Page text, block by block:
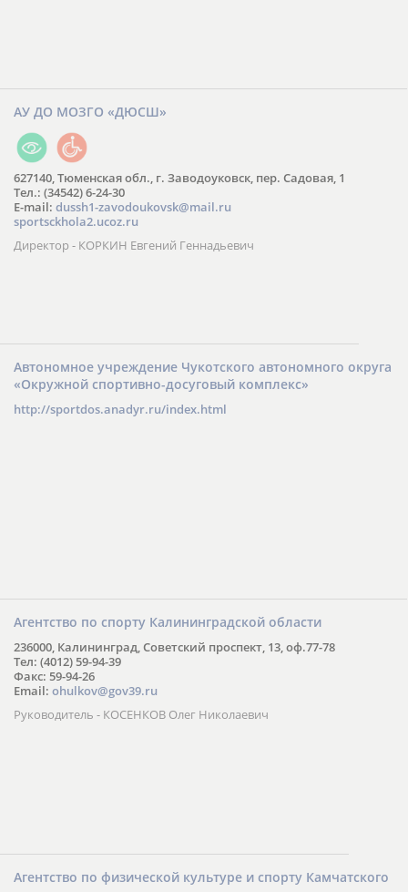
АУ ДО МОЗГО «ДЮСШ»
627140, Тюменская обл., г. Заводоуковск, пер. Садовая, 1
Тел.: (34542) 6-24-30
​E-mail: dussh1-zavodoukovsk@mail.ru
sportsckhola2.ucoz.ru
Директор - КОРКИН Евгений Геннадьевич
Автономное учреждение Чукотского автономного округа
«Окружной спортивно-досуговый комплекс»
http://sportdos.anadyr.ru/index.html
Агентство по спорту Калининградской области
236000, Калининград, Советский проспект, 13, оф.77-78
Тел: (4012) 59-94-39
Факс: 59-94-26
Email: ohulkov@gov39.ru
Руководитель - КОСЕНКОВ Олег Николаевич
Агентство по физической культуре и спорту Камчатского